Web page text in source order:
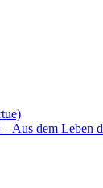
Aus dem Leben